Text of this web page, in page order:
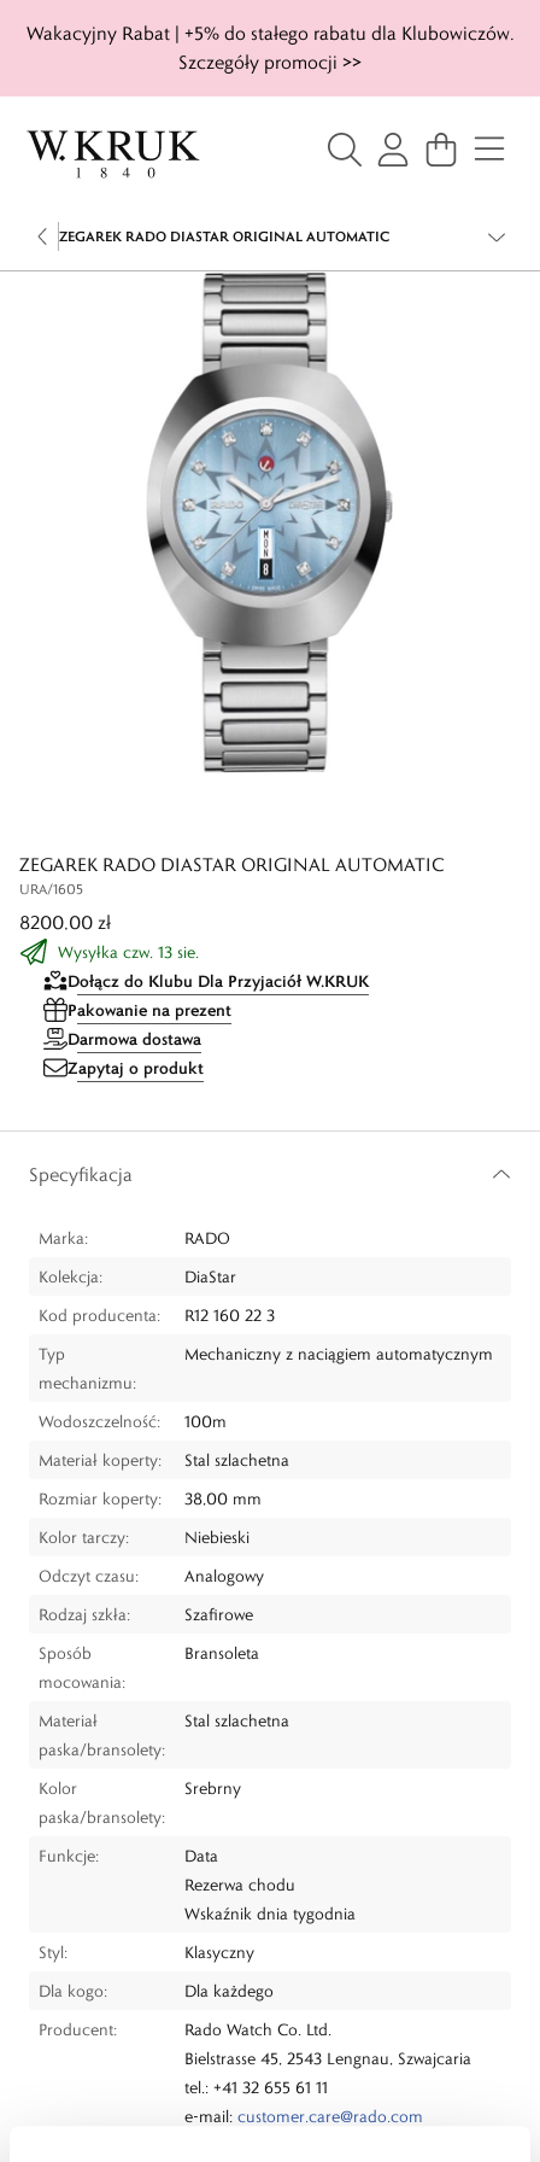
Wakacyjny Rabat | +5% do stałego rabatu dla Klubowiczów.
Szczegóły promocji >>
ZEGAREK RADO DIASTAR ORIGINAL AUTOMATIC
ZEGAREK RADO DIASTAR ORIGINAL AUTOMATIC
URA/1605
8200,00 zł
Wysyłka czw. 13 sie.
Dołącz do Klubu Dla Przyjaciół W.KRUK
Pakowanie na prezent
Darmowa dostawa
Zapytaj o produkt
Specyfikacja
Marka:
RADO
Kolekcja:
DiaStar
Kod producenta:
R12 160 22 3
Typ
mechanizmu:
Mechaniczny z naciągiem automatycznym
Wodoszczelność:
100m
Materiał koperty:
Stal szlachetna
Rozmiar koperty:
38,00 mm
Kolor tarczy:
Niebieski
Odczyt czasu:
Analogowy
Rodzaj szkła:
Szafirowe
Sposób
mocowania:
Bransoleta
Materiał
paska/bransolety:
Stal szlachetna
Kolor
paska/bransolety:
Srebrny
Funkcje:
Data
Rezerwa chodu
Wskaźnik dnia tygodnia
Styl:
Klasyczny
Dla kogo:
Dla każdego
Producent:
Rado Watch Co. Ltd.
Bielstrasse 45, 2543 Lengnau, Szwajcaria
tel.: +41 32 655 61 11
e-mail: customer.care@rado.com